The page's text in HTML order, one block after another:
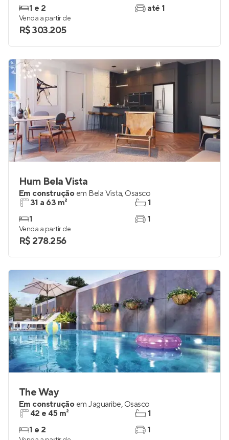
1 e 2
até 1
Venda a partir de
R$ 303.205
Hum Bela Vista
Em construção em Bela Vista, Osasco
31 a 63 m²
1
1
1
Venda a partir de
R$ 278.256
The Way
Em construção em Jaguaribe, Osasco
42 e 45 m²
1 e 2
1
1